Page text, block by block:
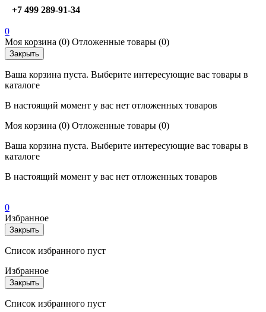
+7 499 289-91-34
0
Моя корзина (0) Отложенные товары (0)
Закрыть
Ваша корзина пуста. Выберите интересующие вас товары в
каталоге
В настоящий момент у вас нет отложенных товаров
Моя корзина (0) Отложенные товары (0)
Ваша корзина пуста. Выберите интересующие вас товары в
каталоге
В настоящий момент у вас нет отложенных товаров
0
Избранное
Закрыть
Список избранного пуст
Избранное
Закрыть
Список избранного пуст